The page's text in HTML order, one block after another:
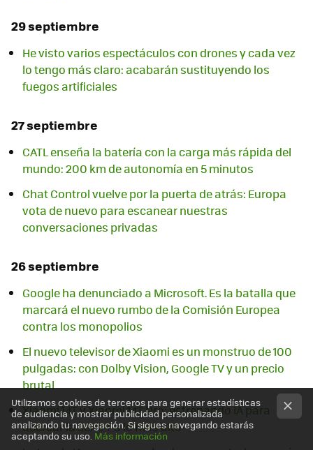
29 septiembre
He visto varios espectáculos con drones y cada vez
lo tengo más claro: acabarán sustituyendo los
fuegos artificiales
27 septiembre
CATL enseña la batería con la carga más rápida del
mundo: 200 km de autonomía en 5 minutos
Chat Control vuelve por la puerta de atrás: Europa
vota de nuevo para escanear nuestras
conversaciones privadas
26 septiembre
Google ha denunciado a Microsoft. Es la batalla que
marcará el nuevo rumbo de la Comisión Europea
contra los monopolios
El nuevo televisor de Xiaomi es un monstruo de 100
pulgadas: con Dolby Vision, Google TV y un precio
brutal
Xiaomi 14T y Xiaomi 14T Pro: estrenando IA para
acercar la serie T a lo más alto
Utilizamos cookies de terceros para generar estadísticas
de audiencia y mostrar publicidad personalizada
analizando tu navegación. Si sigues navegando estarás
aceptando su uso. Más información